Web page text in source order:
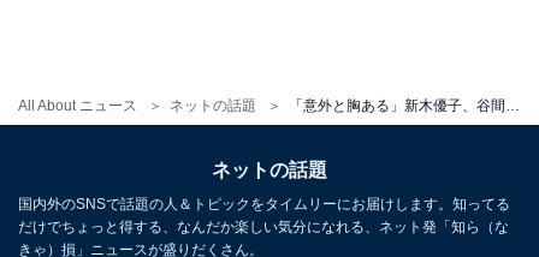
All About ニュース ネットの話題
ネットの話題
国内外のSNSで話題の人＆トピックをタイムリーにお届けします。知ってる
だけでちょっと得する、なんだか楽しい気分になれる、ネット発「知ら（な
きゃ）損」ニュースが盛りだくさん。